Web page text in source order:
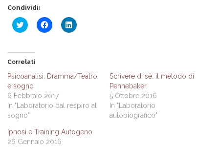
Condividi:
Fai
clic
su
Twitter
apre
in
una
nuova
finestra)
Fai
clic
in
una
finestra)
Fai
clic
apre
in
Correlati
Psicoanalisi, Dramma/Teatro
e sogno
6 Febbraio 2017
In "Laboratorio dal respiro al
sogno"
Scrivere di sè: il metodo di
Pennebaker
5 Ottobre 2016
In "Laboratorio
autobiografico"
Ipnosi e Training Autogeno
26 Gennaio 2016